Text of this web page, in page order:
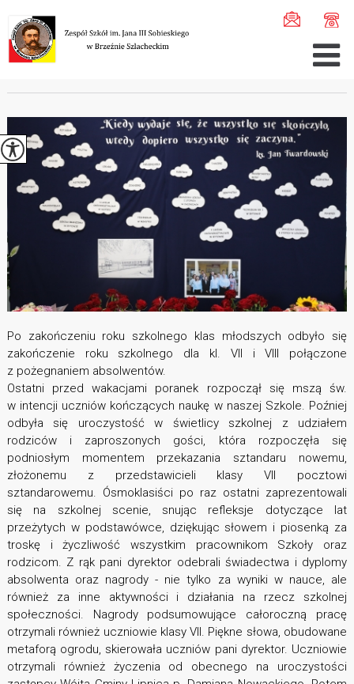
Zakończenie klasy VI ...
ZAKOŃCZENIE KLASY VIII
Po zakończeniu roku szkolnego klas młodszych odbyło się
zakończenie roku szkolnego dla kl. VII i VIII połączone
z pożegnaniem absolwentów.
Ostatni przed wakacjami poranek rozpoczął się mszą św.
w intencji uczniów kończących naukę w naszej Szkole. Poźniej
odbyła się uroczystość w świetlicy szkolnej z udziałem
rodziców i zaproszonych gości, która rozpoczęła się
podniosłym momentem przekazania sztandaru nowemu,
złożonemu z przedstawicieli klasy VII pocztowi
sztandarowemu. Ósmoklasiści po raz ostatni zaprezentowali
się na szkolnej scenie, snując refleksje dotyczące lat
przeżytych w podstawówce, dziękując słowem i piosenką za
troskę i życzliwość wszystkim pracownikom Szkoły oraz
rodzicom. Z rąk pani dyrektor odebrali świadectwa i dyplomy
absolwenta oraz nagrody - nie tylko za wyniki w nauce, ale
również za inne aktywności i działania na rzecz szkolnej
społeczności. Nagrody podsumowujące całoroczną pracę
otrzymali również uczniowie klasy VII. Piękne słowa, obudowane
metaforą ogrodu, skierowała uczniów pani dyrektor. Uczniowie
otrzymali również życzenia od obecnego na uroczystości